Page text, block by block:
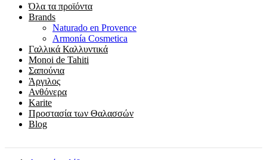
Όλα τα προϊόντα
Brands
Naturado en Provence
Armonía Cosmetica
Γαλλικά Καλλυντικά
Monoi de Tahiti
Σαπούνια
Άργιλος
Ανθόνερα
Karite
Προστασία των Θαλασσών
Blog